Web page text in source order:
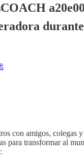
con amigos, colegas
para transformar al